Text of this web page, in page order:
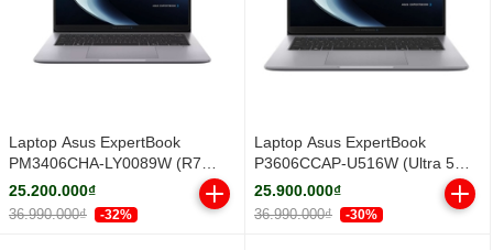
Laptop Asus ExpertBook
PM3406CHA-LY0089W (R7
8840HS/ 16GB/ 512GB SSD/ 14
inch WUXGA/ Win11/ Grey/ Vỏ
nhôm)
25.200.000₫
36.990.000₫ -32%
Laptop Asus ExpertBook
P3606CCAP-U516W (Ultra 5
225H/ 16GB/ 512GB SSD/ 16
inch WUXGA/ Win11/ Grey)
25.900.000₫
36.990.000₫ -30%